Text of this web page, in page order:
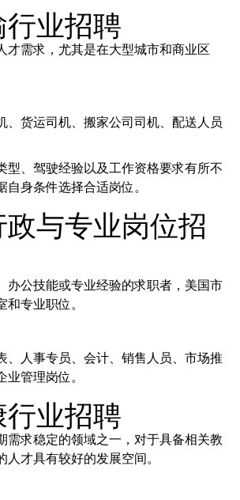
业招聘
才需求，尤其是在大型城市和商业区
、货运司机、搬家公司司机、配送人员
型、驾驶经验以及工作资格要求有所不
身条件选择合适岗位。
与专业岗位招
办公技能或专业经验的求职者，美国市
专业职位。
、人事专员、会计、销售人员、市场推
业管理岗位。
业招聘
需求稳定的领域之一，对于具备相关教
才具有较好的发展空间。